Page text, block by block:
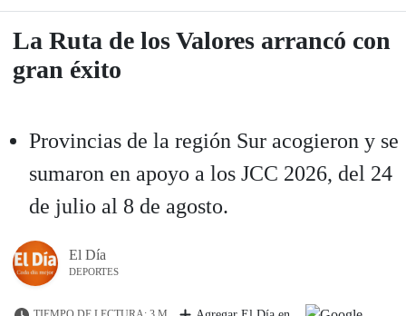
La Ruta de los Valores arrancó con
gran éxito
Provincias de la región Sur acogieron y se
sumaron en apoyo a los JCC 2026, del 24
de julio al 8 de agosto.
El Día
DEPORTES